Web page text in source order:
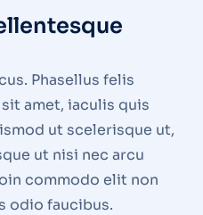
Phasellus felis
amet, iaculis quis
ut scelerisque ut,
ut nisi nec arcu
commodo elit non
odio faucibus.